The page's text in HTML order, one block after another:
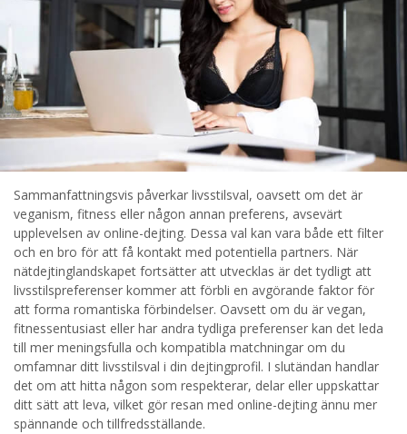
Sammanfattningsvis påverkar livsstilsval, oavsett om det är
veganism, fitness eller någon annan preferens, avsevärt
upplevelsen av online-dejting. Dessa val kan vara både ett filter
och en bro för att få kontakt med potentiella partners. När
nätdejtinglandskapet fortsätter att utvecklas är det tydligt att
livsstilspreferenser kommer att förbli en avgörande faktor för
att forma romantiska förbindelser. Oavsett om du är vegan,
fitnessentusiast eller har andra tydliga preferenser kan det leda
till mer meningsfulla och kompatibla matchningar om du
omfamnar ditt livsstilsval i din dejtingprofil. I slutändan handlar
det om att hitta någon som respekterar, delar eller uppskattar
ditt sätt att leva, vilket gör resan med online-dejting ännu mer
spännande och tillfredsställande.